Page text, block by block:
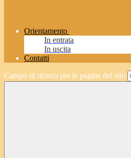
Orientamento
In entrata
In uscita
Contatti
Campo di ricerca per le pagine del sito